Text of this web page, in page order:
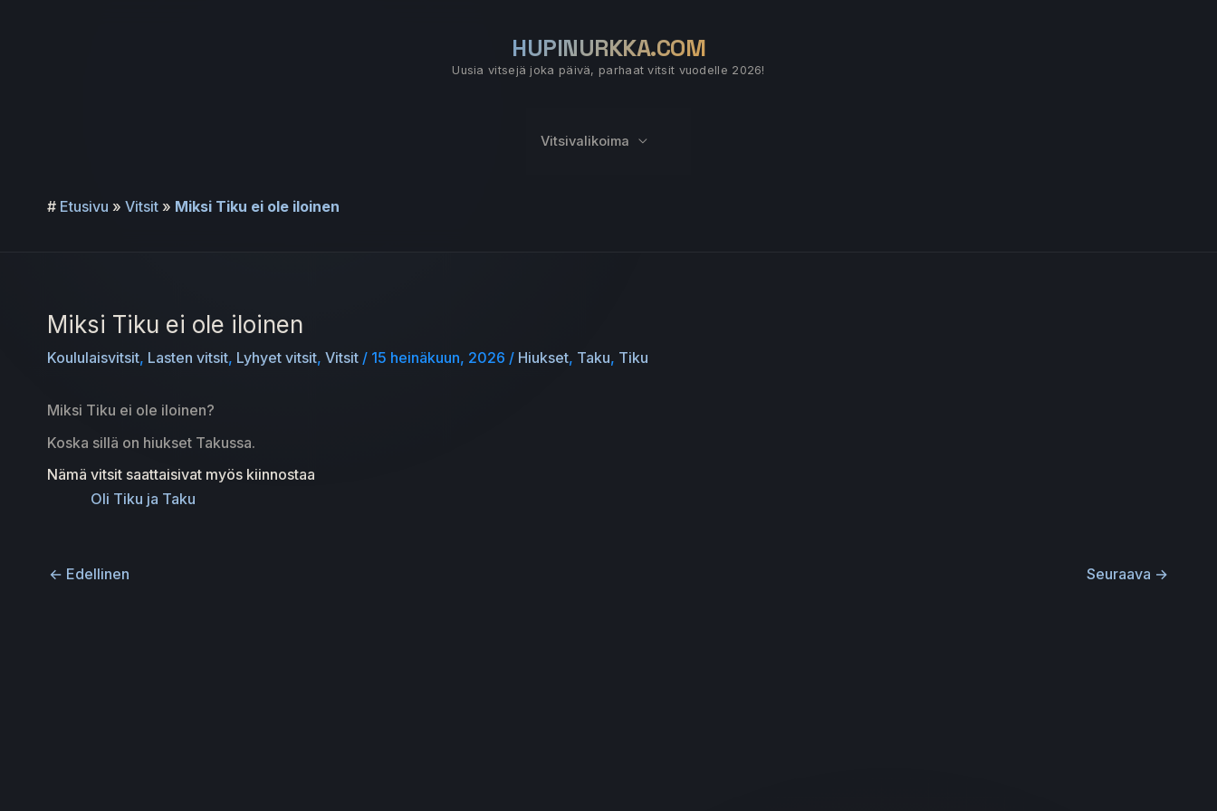
HUPINURKKA.COM
Uusia vitsejä joka päivä, parhaat vitsit vuodelle 2026!
Vitsivalikoima
# Etusivu » Vitsit » Miksi Tiku ei ole iloinen
Miksi Tiku ei ole iloinen
Koululaisvitsit, Lasten vitsit, Lyhyet vitsit, Vitsit / 15 heinäkuun, 2026 / Hiukset, Taku, Tiku
Miksi Tiku ei ole iloinen?
Koska sillä on hiukset Takussa.
Nämä vitsit saattaisivat myös kiinnostaa
Oli Tiku ja Taku
← Edellinen Seuraava →